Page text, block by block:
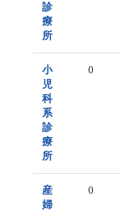
診
療
所
小
児
科
系
診
療
所
0
産
婦
0